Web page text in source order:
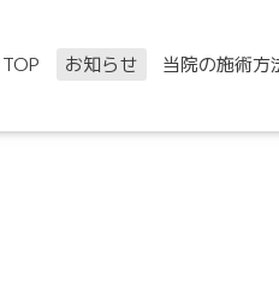
TOP お知らせ 当院の施術方